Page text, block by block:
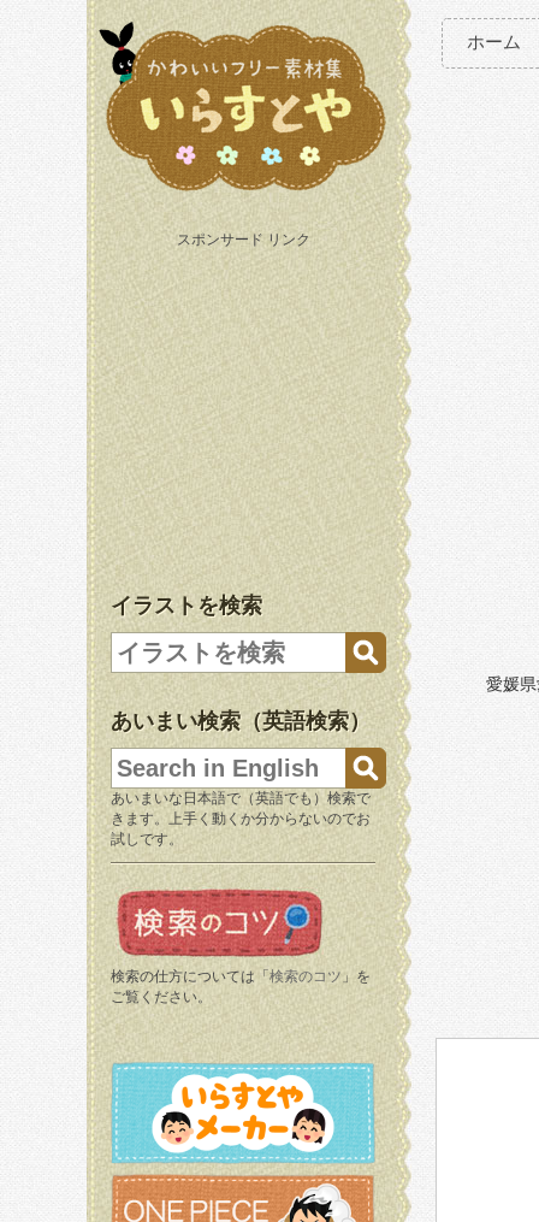
スポンサード リンク
イラストを検索
あいまい検索（英語検索）
あいまいな日本語で（英語でも）検索で
きます。上手く動くか分からないのでお
試しです。
検索の仕方については「 検索のコツ 」を
ご覧ください。
ホーム
愛媛